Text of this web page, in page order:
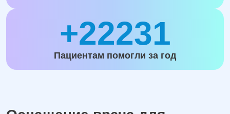
+22231
Пациентам помогли за год